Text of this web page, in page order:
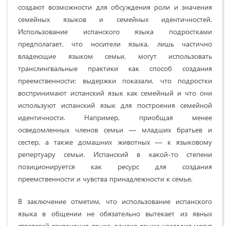
создают возможности для обсуждения роли и значения
семейных языков и семейных идентичностей.
Использование испанского языка подростками
предполагает, что носители языка, лишь частично
владеющие языком семьи, могут использовать
транслингвальные практики как способ создания
преемственности: выдержки показали, что подростки
воспринимают испанский язык как семейный и что они
используют испанский язык для построения семейной
идентичности. Например, приобщая менее
осведомленных членов семьи — младших братьев и
сестер, а также домашних животных — к языковому
репертуару семьи. Испанский в какой-то степени
позиционируется как ресурс для создания
преемственности и чувства принадлежности к семье.
В заключение отметим, что использование испанского
языка в общении не обязательно вытекает из явных